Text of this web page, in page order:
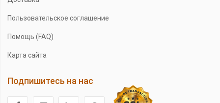
Пользовательское соглашение
Помощь (FAQ)
Карта сайта
Подпишитесь на нас